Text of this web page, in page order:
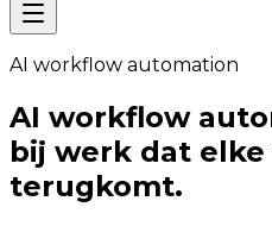
AI workflow automation
AI workflow
bij werk dat
terugkomt.